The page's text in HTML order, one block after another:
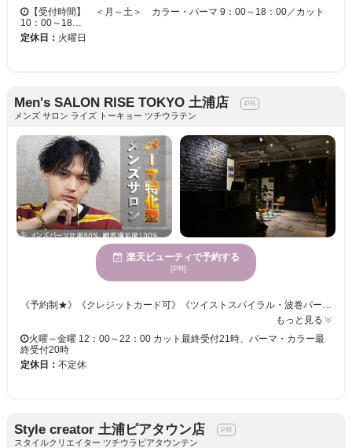
【受付時間】 ＜月～土＞ カラー・パーマ 9：00～18：00／カット
10：00～18…
定休日： 火曜日
Men's SALON RISE TOKYO 土浦店
メンズ サロン ライズ トーキョー ツチウラテン
楽天ビューティで予約する
[PR]
もっと見る
火曜～金曜 12：00～22：00 カット最終受付21時、パーマ・カラー最
終受付20時
定休日： 不定休
Style creator 土浦ピアタウン店
スタイルクリエイター ツチウラピアタウンテン